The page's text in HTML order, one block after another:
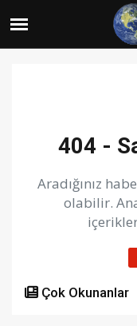
404 -
Aradığınız
olabilir.
Çok Okunanlar